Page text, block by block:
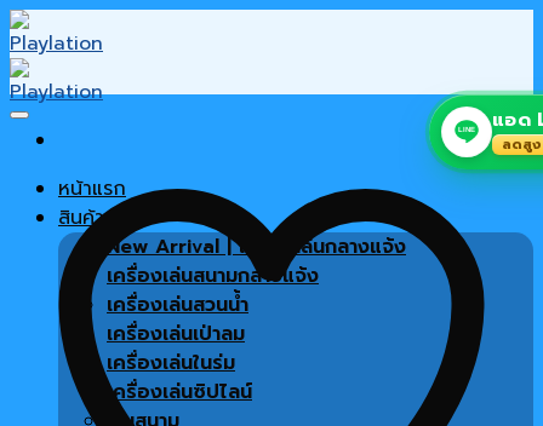
Skip
to
content
หน้าแรก
สินค้า
New Arrival | เครื่องเล่นกลางแจ้ง
เครื่องเล่นสนามกลางแจ้ง
เครื่องเล่นสวนน้ำ
เครื่องเล่นเป่าลม
เครื่องเล่นในร่ม
เครื่องเล่นซิปไลน์
LINE แอด
ลดสู